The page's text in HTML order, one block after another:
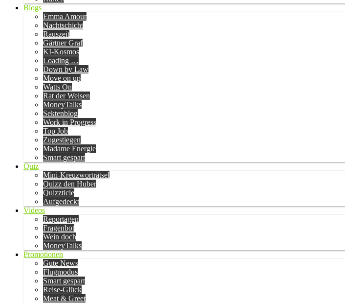
Blogs
Emma Amour
Nachtschicht
Rauszeit
Gärtner Graf
KI-Kosmos
Loading …
Down by Law
Move on up
Watts On
Rat der Weisen
MoneyTalks
Sektenblog
Work in Progress
Top Job
Zugestiegen
Madame Energie
Smart gespart
Quiz
Mini-Kreuzworträtsel
Quizz den Huber
Quizzticle
Aufgedeckt
Videos
Reportagen
Fragenbot
Wein doch
MoneyTalks
Promotionen
Gute News
Flugmodus
Smart gespart
Reise-Glück
Meat & Greet